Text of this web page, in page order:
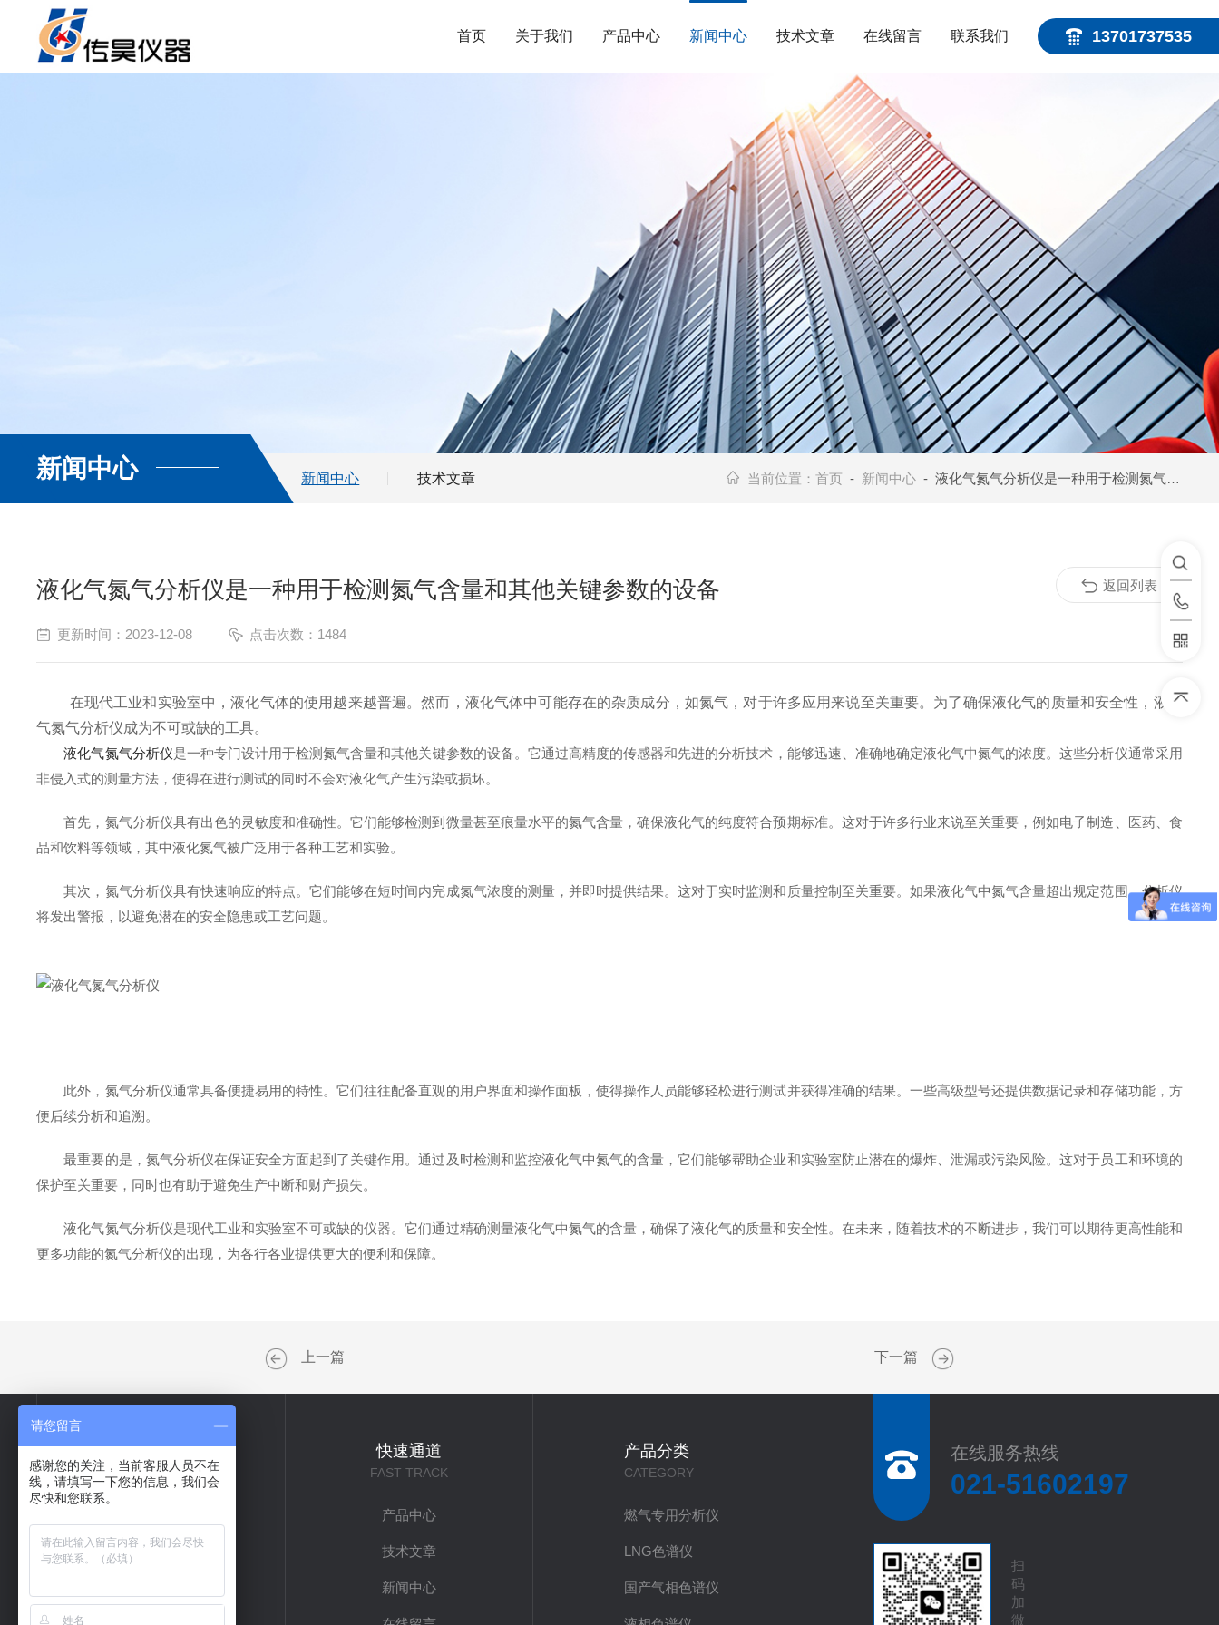
13701737535
首页 关于我们 产品中心 新闻中心 技术文章 在线留言 联系我们
新闻中心 新闻中心 技术文章 当前位置：首页 - 新闻中心 - 液化气氮气分析仪是一种用于检测氮气含量和其他关键参数的设备
液化气氮气分析仪是一种用于检测氮气含量和其他关键参数的设备
更新时间：2023-12-08 点击次数：1484
在现代工业和实验室中，液化气体的使用越来越普遍。然而，液化气体中可能存在的杂质成分，如氮气，对于许多应用来说至关重要。为了确保液化气的质量和安全性，液化
气氮气分析仪成为不可或缺的工具。
液化气氮气分析仪是一种专门设计用于检测氮气含量和其他关键参数的设备。它通过高精度的传感器和先进的分析技术，能够迅速、准确地确定液化气中氮气的浓度。这些分析仪通常采用
非侵入式的测量方法，使得在进行测试的同时不会对液化气产生污染或损坏。
首先，氮气分析仪具有出色的灵敏度和准确性。它们能够检测到微量甚至痕量水平的氮气含量，确保液化气的纯度符合预期标准。这对于许多行业来说至关重要，例如电子制造、医药、食
品和饮料等领域，其中液化氮气被广泛用于各种工艺和实验。
其次，氮气分析仪具有快速响应的特点。它们能够在短时间内完成氮气浓度的测量，并即时提供结果。这对于实时监测和质量控制至关重要。如果液化气中氮气含量超出规定范围，分析仪
将发出警报，以避免潜在的安全隐患或工艺问题。
此外，氮气分析仪通常具备便捷易用的特性。它们往往配备直观的用户界面和操作面板，使得操作人员能够轻松进行测试并获得准确的结果。一些高级型号还提供数据记录和存储功能，方
便后续分析和追溯。
最重要的是，氮气分析仪在保证安全方面起到了关键作用。通过及时检测和监控液化气中氮气的含量，它们能够帮助企业和实验室防止潜在的爆炸、泄漏或污染风险。这对于员工和环境的
保护至关重要，同时也有助于避免生产中断和财产损失。
液化气氮气分析仪是现代工业和实验室不可或缺的仪器。它们通过精确测量液化气中氮气的含量，确保了液化气的质量和安全性。在未来，随着技术的不断进步，我们可以期待更高性能和
更多功能的氮气分析仪的出现，为各行各业提供更大的便利和保障。
返回列表
上一篇 下一篇
关于我们
ABOUT US
企业文化
快速通道
FAST TRACK
产品中心
技术文章
新闻中心
产品分类
CATEGORY
燃气专用分析仪
LNG色谱仪
国产气相色谱仪
在线服务热线
021-51602197
扫
码
加
微
请您留言
感谢您的关注，当前客服人员不在
线，请填写一下您的信息，我们会
尽快和您联系。